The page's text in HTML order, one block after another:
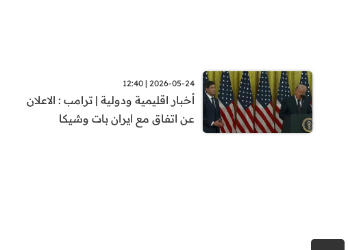
2026-05-24 | 12:40
أخبار اقليمية ودولية | ترامب : الاعلان
عن اتفاق مع ايران بات وشيكا